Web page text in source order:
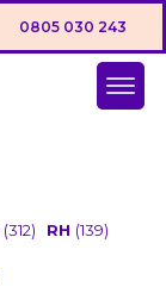
0805 030 243
(312) RH (139)